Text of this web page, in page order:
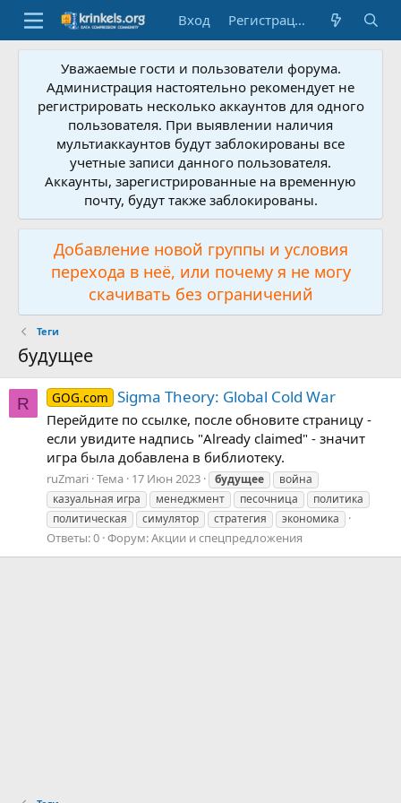
Вход Регистрация
Уважаемые гости и пользователи форума.
Администрация настоятельно рекомендует не
регистрировать несколько аккаунтов для одного
пользователя. При выявлении наличия
мультиаккаунтов будут заблокированы все
учетные записи данного пользователя.
Аккаунты, зарегистрированные на временную
почту, будут также заблокированы.
Добавление новой группы и условия
перехода в неё, или почему я не могу
скачивать без ограничений
Теги
будущее
R GOG.com Sigma Theory: Global Cold War
Перейдите по ссылке, после обновите страницу -
если увидите надпись "Already claimed" - значит
игра была добавлена в библиотеку.
ruZmari Тема 17 Июн 2023 будущее
война
казуальная игра
менеджмент песочница
политика
политическая
симулятор стратегия экономика
Ответы: 0 Форум:Акции и спецпредложения